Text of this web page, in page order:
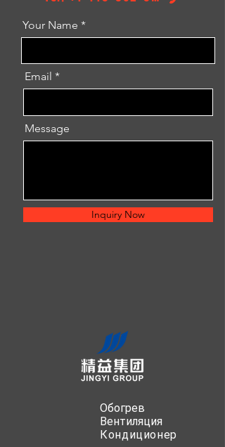
Your Name
Email
Message
Inquiry Now
Обогрев
Вентиляция
Кондиционер